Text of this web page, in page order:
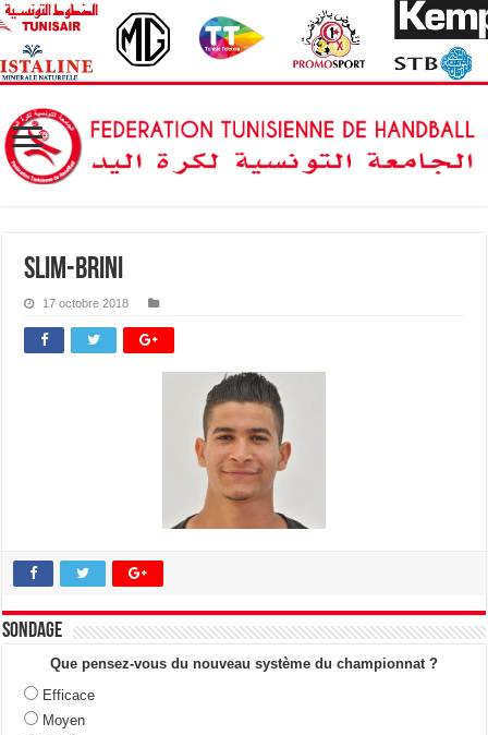
Slim-Brini
17 octobre 2018
Sondage
Que pensez-vous du nouveau système du championnat ?
Efficace
Moyen